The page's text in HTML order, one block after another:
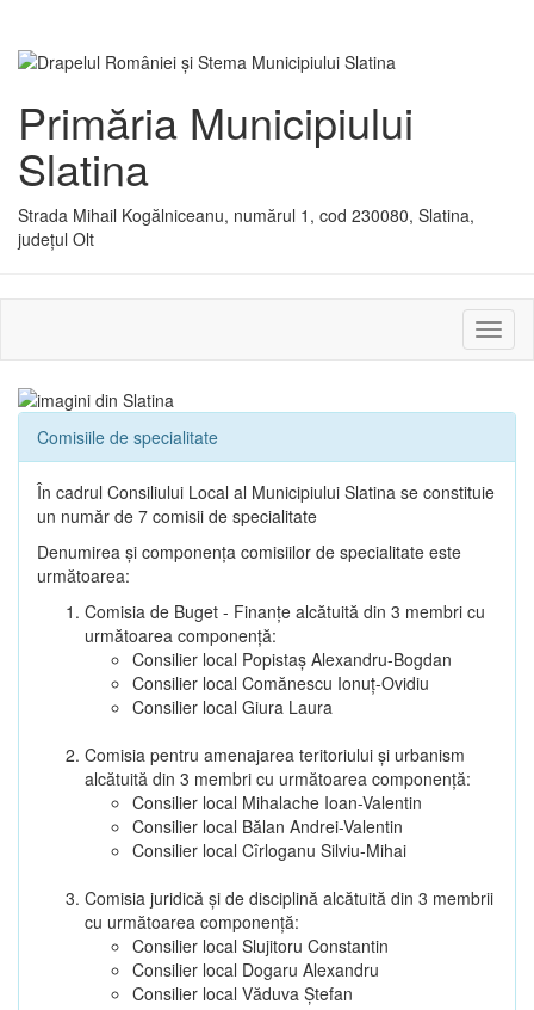
Primăria Municipiului
Slatina
Strada Mihail Kogălniceanu, numărul 1, cod 230080, Slatina,
județul Olt
sau
Comisiile de specialitate
În cadrul Consiliului Local al Municipiului Slatina se constituie
un număr de 7 comisii de specialitate
Denumirea şi componenţa comisiilor de specialitate este
următoarea:
Comisia de Buget - Finanţe alcătuită din 3 membri cu
următoarea componenţă:
Consilier local Popistaș Alexandru-Bogdan
Consilier local Comănescu Ionuț-Ovidiu
Consilier local Giura Laura
Comisia pentru amenajarea teritoriului şi urbanism
alcătuită din 3 membri cu următoarea componenţă:
Consilier local Mihalache Ioan-Valentin
Consilier local Bălan Andrei-Valentin
Consilier local Cîrloganu Silviu-Mihai
Comisia juridică şi de disciplină alcătuită din 3 membrii
cu următoarea componenţă:
Consilier local Slujitoru Constantin
Consilier local Dogaru Alexandru
Consilier local Văduva Ștefan